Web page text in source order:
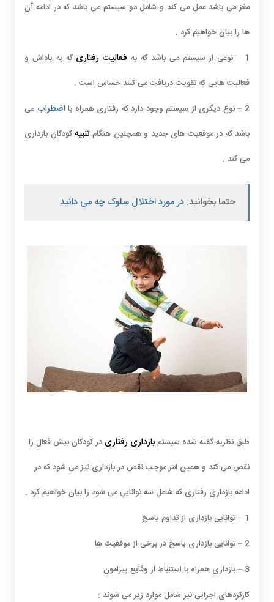
مغز می باشد عمل می کند و شامل دو سیستم می باشد که در ادامه آن
ها را بیان خواهیم کرد .
1 – نوعی از سیستم می باشد که به
فعالیت رفتاری که به پاداش و
فعالیت هایی که تقویت دریافت می کنند حساس است .
2 – نوع دیگری از سیستم وجود دارد که رفتاری همراه با
اضطراب می
باشد که در موقعیت های جدید و همچنین هنگامتنبیهکودکان بازداری
می کند .
حتما بخوانید: در مورد اختلال سلوک چه می دانید
طبق نظریه گفته شده سیستمبازداری رفتاری در کودکان بیش فعال را
نقص می کند و همین امر موجب نقص در بازداری نیز می شود که در
ادامه بازداری رفتاری که شامل سه توانایی می شود را بیان خواهیم کرد .
1 – توانایی بازداری از تداوم پاسخ
2 – توانایی بازداری پاسخ در برخی از موقعیت ها
3 – بازداری همراه با استنباط از وقایع پیرامون
کارکردهای اجرایی نیز شامل موارد زیر می شوند :